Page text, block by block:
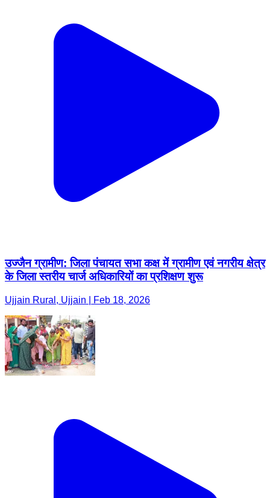
उज्जैन ग्रामीण: जिला पंचायत सभा कक्ष में ग्रामीण एवं नगरीय क्षेत्र
के जिला स्तरीय चार्ज अधिकारियों का प्रशिक्षण शुरू
Ujjain Rural, Ujjain | Feb 18, 2026